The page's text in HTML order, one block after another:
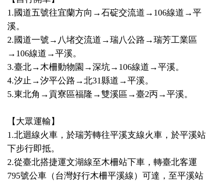
1.國道五號往宜蘭方向→石碇交流道→106線道→平
溪。
2.國道一號→八堵交流道→瑞八公路→瑞芳工業區
→106線道→平溪。
3.臺北→木柵動物園→深坑→106線道→平溪。
4.汐止→汐平公路→北31縣道→平溪。
5.東北角→貢寮區福隆→雙溪區→臺2丙→平溪。
【大眾運輸】
1.北迴線火車，於瑞芳轉往平溪支線火車，於平溪站
下步行即抵。
2.從臺北搭捷運文湖線至木柵站下車，轉臺北客運
795號公車（台灣好行木柵平溪線）可達，至平溪站